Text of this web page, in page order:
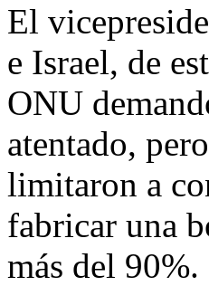
El
e Israel, de
ONU
atentado,
limitaron a
fabricar una
más del 90%.